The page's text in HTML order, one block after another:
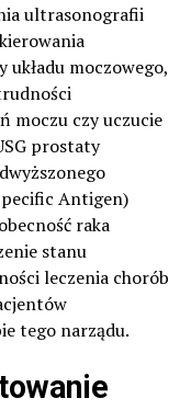
ultrasonografii
układu moczowego,
moczu czy uczucie
prostaty
Antigen)
raka
stanu
leczenia chorób
tego narządu.